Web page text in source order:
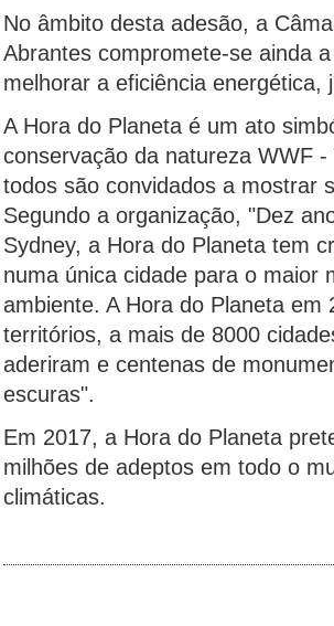
No âmbito desta adesão, a
Abrantes compromete-se ainda
melhorar a eficiência
A Hora do Planeta é um ato
conservação da natureza WWF
todos são convidados a mostrar
Segundo a organização, "Dez
Sydney, a Hora do Planeta tem
numa única cidade para o maior
ambiente. A Hora do Planeta
territórios, a mais de 8000
aderiram e centenas de
escuras".
Em 2017, a Hora do Planeta
milhões de adeptos em todo o
climáticas.